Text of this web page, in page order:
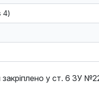
4)
у ст. 6 ЗУ